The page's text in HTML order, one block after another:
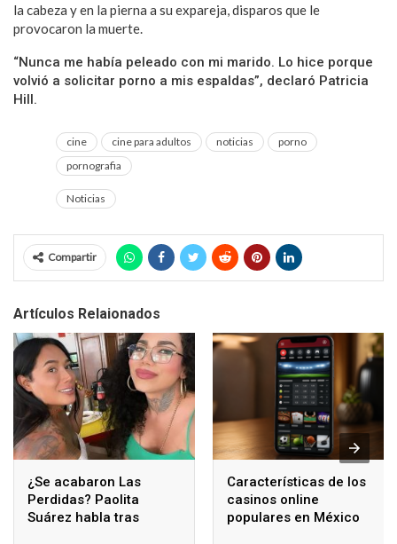
la cabeza y en la pierna a su expareja, disparos que le
provocaron la muerte.
“Nunca me había peleado con mi marido. Lo hice porque
volvió a solicitar porno a mis espaldas”, declaró Patricia
Hill.
cine cine para adultos noticias
porno
pornografia
Noticias
Compartir
Artículos Relaionados
¿Se acabaron Las
Perdidas? Paolita
Suárez habla tras
Características de los
casinos online
populares en México